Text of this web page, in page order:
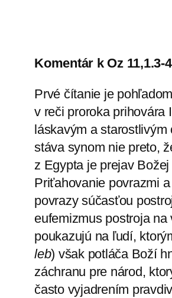
Komentár k Oz 11,1.3-
Prvé čítanie je
v reči proroka prihovára
láskavým a
stáva synom nie preto,
z Egypta je prejav
Priťahovanie povrazmi
povrazy súčasťou
eufemizmus postroja
poukazujú na ľudí,
leb) však potláča Boží
záchranu pre národ,
často vyjadrením